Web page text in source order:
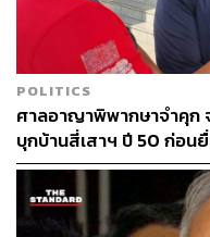
และในวันที่ 9 กันยายน
อีกครั้ง นำโดย พันเอก
มนัส รูปขจร (ปัจจุบันคือ
กำลังทหารจากกองพันท
ทหารอากาศโยธินจำนวน
สำเร็จ ซึ่งการก่อรัฐประ
ทหารระดับสูงเกี่ยวข้อง
พลเอก เสริม ณ นคร, พ
อากาศเอก กระแสร์ อิน
POLITICS
ศาลอาญาพิพากษาจำคุก
บุกบ้านสี่เสาฯ ปี 50 ก่อน